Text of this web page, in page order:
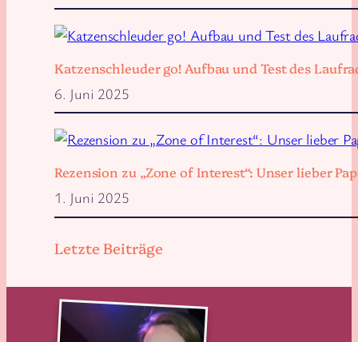
Letzte Beiträge
Katzenschleuder go! Aufbau und Test des
6. Juni 2025
Rezension zu „Zone of Interest“: Unser lieber
1. Juni 2025